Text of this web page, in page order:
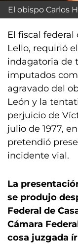
El obispo Carlos
El fiscal federal
Lello, requirió
indagatoria de
imputados
agravado del
León y la
perjuicio de
julio de 1977,
pretendió
incidente vial.
La
se produjo
Federal de
Cámara
cosa juzgada